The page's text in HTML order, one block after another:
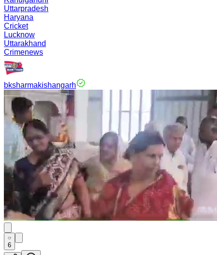
Uttarpradesh
Haryana
Cricket
Lucknow
Uttarakhand
Crimenews
bksharmakishangarh
6